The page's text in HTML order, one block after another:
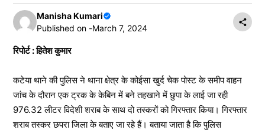
Manisha Kumari
Published on -March 7, 2024
रिपोर्ट : हितेश कुमार
कटेया थाने की पुलिस ने थाना क्षेत्र के कोईसा खुर्द चेक पोस्ट के समीप वाहन
जांच के दौरान एक ट्रक के केबिन में बने तहखाने में छुपा के लाई जा रही
976.32 लीटर विदेशी शराब के साथ दो तस्करों को गिरफ्तार किया। गिरफ्तार
शराब तस्कर छपरा जिला के बताए जा रहे हैं। बताया जाता है कि पुलिस